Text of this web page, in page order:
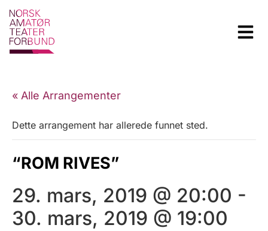
« Alle Arrangementer
Dette arrangement har allerede funnet sted.
“ROM RIVES”
29. mars, 2019 @ 20:00 -
30. mars, 2019 @ 19:00